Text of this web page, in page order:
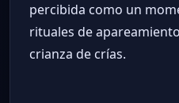
percibida como un
rituales de
crianza de crías.